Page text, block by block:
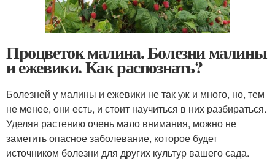
Процветок малина. Болезни малины
и ежевики. Как распознать?
Болезней у малины и ежевики не так уж и много, но, тем
не менее, они есть, и стоит научиться в них разбираться.
Уделяя растению очень мало внимания, можно не
заметить опасное заболевание, которое будет
источником болезни для других культур вашего сада.